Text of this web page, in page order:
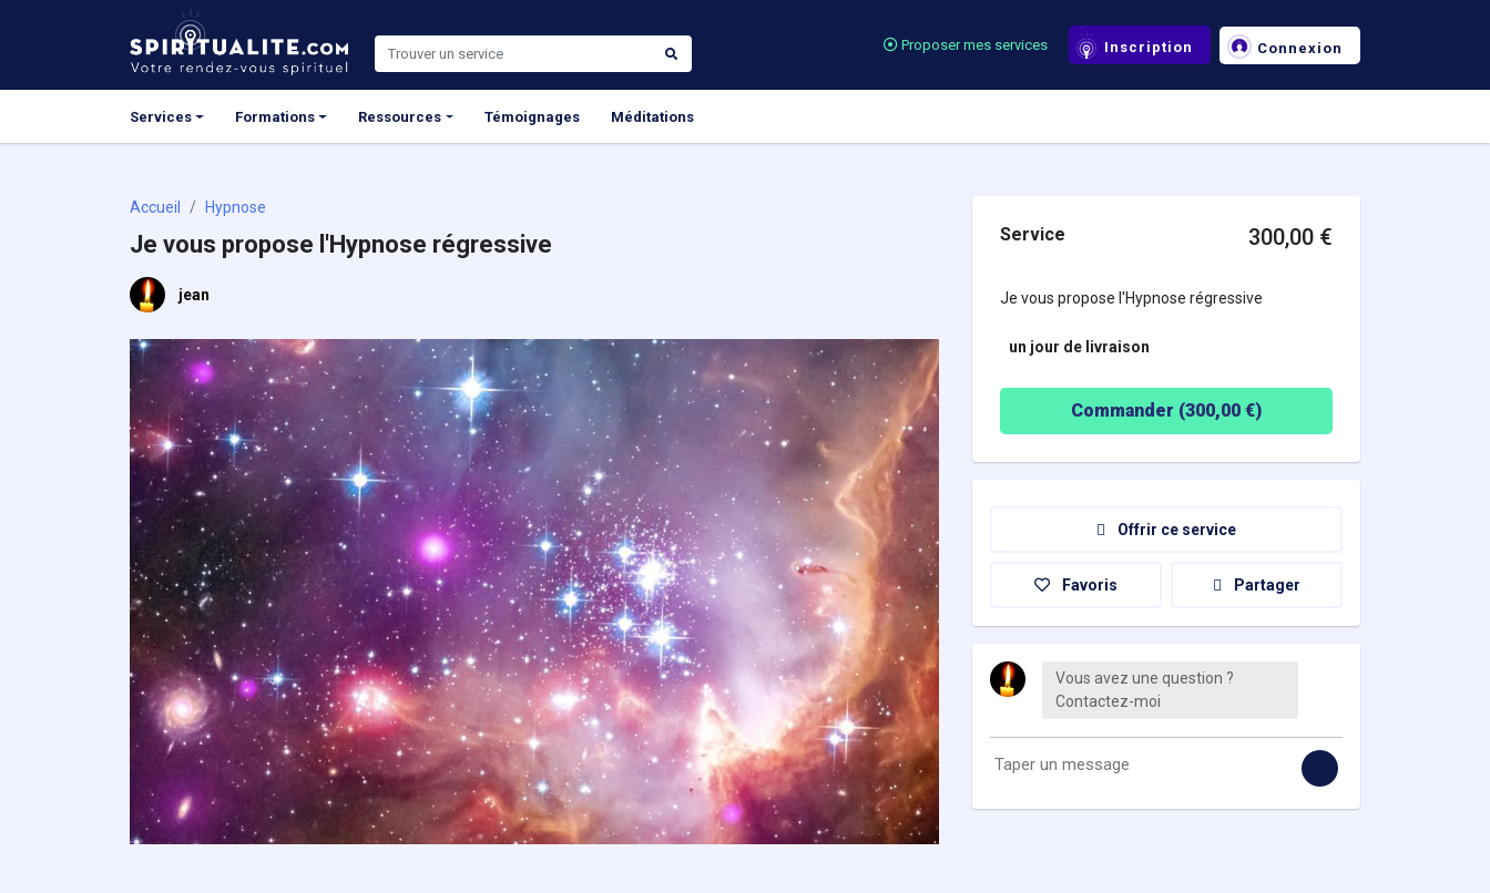
Proposer mes services Inscription Connexion
Services Formations Ressources Témoignages Méditations
Accueil Hypnose
Je vous propose l'Hypnose régressive
jean
Service 300,00 €
Je vous propose l'Hypnose régressive
un jour de livraison
Commander (300,00 €)
Offrir ce service
Favoris Partager
Vous avez une question ?
Contactez-moi
Panneau de gestion des cookies